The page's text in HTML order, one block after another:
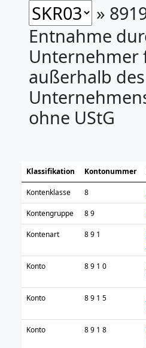
»
Entnahme
Unternehmer
außerhalb des
ohne UStG
Klassifikation Kontonummer
Kontenklasse 8
Kontengruppe 8 9
Kontenart 8 9 1
Konto 8 9 1 0
Konto 8 9 1 5
Konto 8 9 1 8